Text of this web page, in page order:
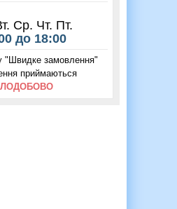
Ср. Чт. Пт.
до 18:00
"Швидке замовлення"
приймаються